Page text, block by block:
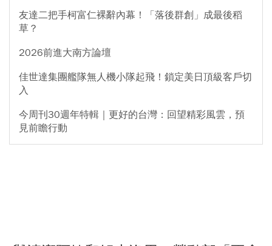
友達二把手柯富仁裸辭內幕！「落後群創」成最後稻
草？
2026前進大南方論壇
佳世達集團艦隊無人機小隊起飛！鎖定美日頂級客戶切
入
今周刊30週年特輯｜更好的台灣：回望精彩風雲，預
見前瞻行動